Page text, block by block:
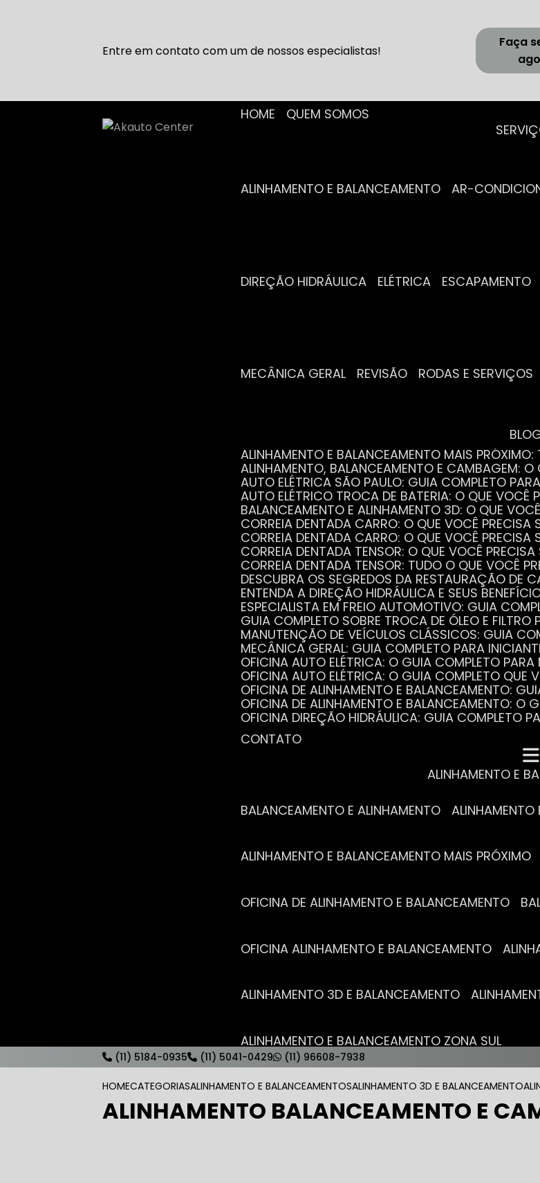
Entre em contato com um de nossos especialistas!
Faça
HOME
QUEM SOMOS
ALINHAMENTO E BALANCEAMENTO AR-
DIREÇÃO HIDRÁULICA ELÉTRICA ESCAPAMENTO
MECÂNICA GERAL REVISÃO RODAS E SERVIÇOS
ALINHAMENTO E BALANCEAMENTO MAIS
ALINHAMENTO, BALANCEAMENTO E CAMBAGEM:
AUTO ELÉTRICA SÃO PAULO: GUIA COMPLETO
AUTO ELÉTRICO TROCA DE BATERIA: O QUE VOCÊ
BALANCEAMENTO E ALINHAMENTO 3D: O QUE
CORREIA DENTADA CARRO: O QUE VOCÊ PRECISA
CORREIA DENTADA CARRO: O QUE VOCÊ PRECISA
CORREIA DENTADA TENSOR: O QUE VOCÊ
CORREIA DENTADA TENSOR: TUDO O QUE VOCÊ
DESCUBRA OS SEGREDOS DA RESTAURAÇÃO DE
ENTENDA A DIREÇÃO HIDRÁULICA E SEUS
ESPECIALISTA EM FREIO AUTOMOTIVO: GUIA
GUIA COMPLETO SOBRE TROCA DE ÓLEO E FILTRO
MANUTENÇÃO DE VEÍCULOS CLÁSSICOS: GUIA
MECÂNICA GERAL: GUIA COMPLETO PARA
OFICINA AUTO ELÉTRICA: O GUIA COMPLETO
OFICINA AUTO ELÉTRICA: O GUIA COMPLETO QUE
OFICINA DE ALINHAMENTO E BALANCEAMENTO:
OFICINA DE ALINHAMENTO E BALANCEAMENTO: O
OFICINA DIREÇÃO HIDRÁULICA: GUIA COMPLETO
OFICINA MECÂNICA COMPLETA PARA BLINDADOS:
POR QUE A REVISÃO AUTOMOTIVA É ESSENCIAL
SERVIÇO DE ALINHAMENTO E BALANCEAMENTO: O
VANTAGENS ESSENCIAIS DA TROCA DE ÓLEO
CONTATO
ALINHAMENTO E
BALANCEAMENTO E ALINHAMENTO
ALINHAMENTO E BALANCEAMENTO MAIS PRÓXIMO
OFICINA DE ALINHAMENTO E BALANCEAMENTO
OFICINA ALINHAMENTO E BALANCEAMENTO
ALINHAMENTO 3D E BALANCEAMENTO
ALINHAMENTO E BALANCEAMENTO ZONA SUL
AUTO ELÉTRICA MAIS PRÓXIMO AUTO ELÉTRICA
(11) 5184-0935 (11) 5041-0429 (11) 96608-7938
HOMECATEGORIASALINHAMENTO E BALANCEAMENTOSALINHAMENTO 3D E BALANCEAMENTO
ALINHAMENTO BALANCEAMENTO E